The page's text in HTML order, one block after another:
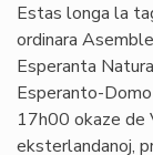
Estas longa la
ordinara
Esperanta
Esperanto-
17h00 okaze de
eksterlandanoj,